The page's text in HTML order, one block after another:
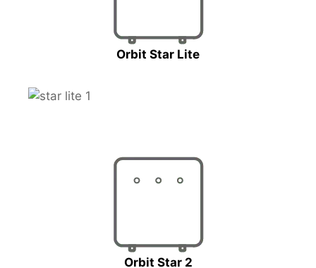
Orbit Star Lite
Orbit Star 2